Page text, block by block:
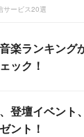
サービス20選
楽ランキング
ック！
登壇イベント
ント！